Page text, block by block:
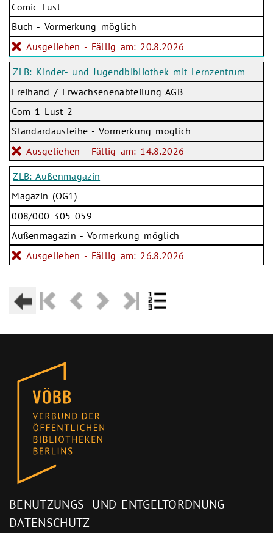
Comic Lust
Buch - Vormerkung möglich
Ausgeliehen - Fällig am: 20.8.2026
ZLB: Kinder- und Jugendbibliothek mit Lernzentrum
Freihand / Erwachsenenabteilung AGB
Com 1 Lust 2
Standardausleihe - Vormerkung möglich
Ausgeliehen - Fällig am: 14.8.2026
ZLB: Außenmagazin
Magazin (OG1)
008/000 305 059
Außenmagazin - Vormerkung möglich
Ausgeliehen - Fällig am: 26.8.2026
BENUTZUNGS- UND ENTGELTORDNUNG
DATENSCHUTZ